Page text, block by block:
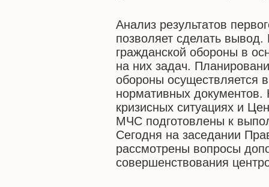
Анализ результатов
позволяет сделать
гражданской обороны в
на них задач.
обороны осуществляется
нормативных
кризисных ситуациях и
МЧС подготовлены к
Сегодня на заседании
рассмотрены вопросы
совершенствования